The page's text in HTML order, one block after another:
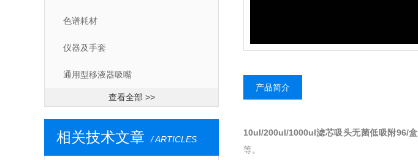
色谱耗材
仪器及手套
通用型移液器吸嘴
查看全部 >>
相关技术文章 / ARTICLES
产品简介
10ul/200ul/1000ul滤芯吸头无菌低吸附96/盒
等。